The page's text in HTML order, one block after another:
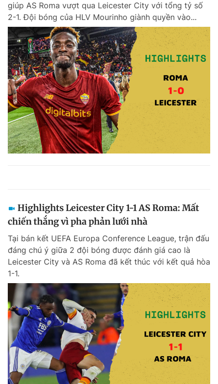
giúp AS Roma vượt qua Leicester City với tổng tỷ số
2-1. Đội bóng của HLV Mourinho giành quyền vào...
Highlights Leicester City 1-1 AS Roma: Mất
chiến thắng vì pha phản lưới nhà
Tại bán kết UEFA Europa Conference League, trận đấu
đáng chú ý giữa 2 đội bóng được đánh giá cao là
Leicester City và AS Roma đã kết thúc với kết quả hòa
1-1.